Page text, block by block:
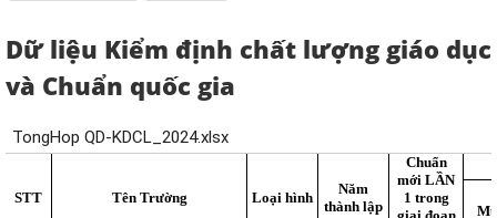
Dữ liệu Kiểm định chất lượng giáo dục
và Chuẩn quốc gia